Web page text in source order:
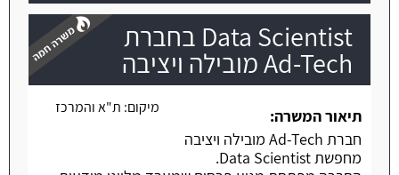
Data Scientist בחברת
Ad-Tech מובילה ויציבה
משרה חמה מיקום: ת"א והמרכז
תיאור המשרה:
חברת Ad-Tech מובילה ויציבה
מחפשת Data Scientist.